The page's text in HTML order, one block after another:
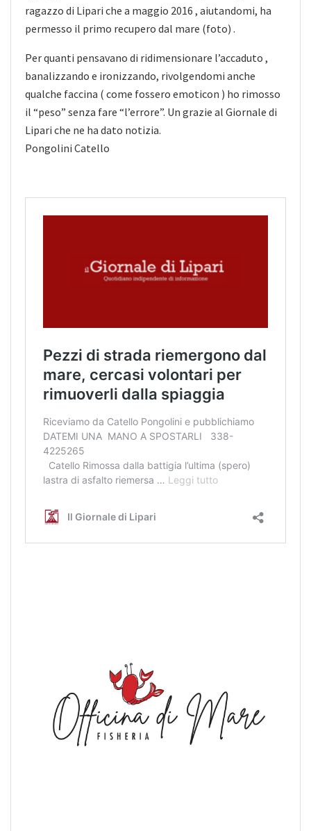
ragazzo di Lipari che a maggio 2016 , aiutandomi, ha
permesso il primo recupero dal mare (foto) .
Per quanti pensavano di ridimensionare l’accaduto ,
banalizzando e ironizzando, rivolgendomi anche
qualche faccina ( come fossero emoticon ) ho rimosso
il “peso” senza fare “l’errore”. Un grazie al Giornale di
Lipari che ne ha dato notizia.
Pongolini Catello